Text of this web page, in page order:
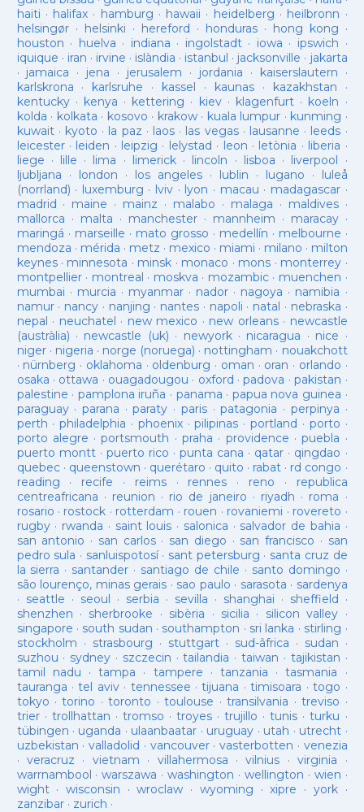
haiti · halifax · hamburg · hawaii · heidelberg · heilbronn ·
helsingør· helsinki · hereford · honduras· hong kong ·
houston · huelva · indiana · ingolstadt· iowa · ipswich ·
iquique · iran · irvine · islàndia · istanbul · jacksonville · jakarta
· jamaica · jena · jerusalem · jordania · kaiserslautern ·
karlskrona · karlsruhe · kassel · kaunas· kazakhstan ·
kentucky· kenya · kettering · kiev· klagenfurt · koeln ·
kolda · kolkata · kosovo · krakow· kuala lumpur · kunming ·
kuwait· kyoto · la paz · laos· las vegas· lausanne · leeds ·
leicester· leiden · leipzig · lelystad · leon · letònia · liberia ·
liege · lille · lima · limerick· lincoln · lisboa · liverpool ·
ljubljana · london · los angeles· lublin · lugano · luleå
(norrland) · luxemburg · lviv · lyon · macau · madagascar·
madrid · maine · mainz · malabo · malaga · maldives·
mallorca · malta · manchester· mannheim · maracay·
maringá · marseille · mato grosso · medellín · melbourne ·
mendoza · mérida · metz · mexico · miami · milano · milton
keynes· minnesota · minsk · monaco · mons · monterrey ·
montpellier· montreal · moskva · mozambic· muenchen ·
mumbai · murcia · myanmar· nador · nagoya · namibia ·
namur· nancy · nanjing · nantes · napoli · natal · nebraska ·
nepal · neuchatel · new mexico · new orleans· newcastle
(austràlia) · newcastle (uk) · newyork· nicaragua · nice ·
niger· nigeria · norge (noruega) · nottingham · nouakchott
· nürnberg · oklahoma · oldenburg · oman · oran · orlando ·
osaka · ottawa · ouagadougou · oxford ·padova ·pakistan ·
palestine · pamplona iruña · panama · papua nova guinea ·
paraguay· parana ·paraty · paris·patagonia · perpinya ·
perth ·philadelphia · phoenix·pilipinas ·portland · porto ·
porto alegre ·portsmouth ·praha · providence ·puebla ·
puerto montt· puerto rico ·punta cana · qatar · qingdao ·
quebec· queenstown · querétaro · quito · rabat · rd congo ·
reading · recife · reims· rennes · reno · republica
centreafricana · reunion · rio de janeiro · riyadh · roma ·
rosario · rostock · rotterdam · rouen · rovaniemi · rovereto ·
rugby· rwanda · saint louis · salonica · salvador de bahia ·
san antonio · san carlos· san diego · san francisco · san
pedro sula · sanluispotosí· sant petersburg · santa cruz de
la sierra · santander · santiago de chile · santo domingo ·
são lourenço, minas gerais · sao paulo · sarasota · sardenya
· seattle · seoul · serbia · sevilla · shanghai · sheffield ·
shenzhen · sherbrooke · sibèria · sicilia · silicon valley ·
singapore · south sudan · southampton · sri lanka · stirling ·
stockholm · strasbourg · stuttgart· sud-âfrica · sudan ·
suzhou · sydney · szczecin ·tailandia ·taiwan · tajikistan ·
tamil nadu ·tampa · tampere · tanzania ·tasmania ·
tauranga ·tel aviv· tennessee ·tijuana ·timisoara ·togo ·
tokyo ·torino ·toronto ·toulouse ·transilvania ·treviso ·
trier· trollhattan · tromso · troyes·trujillo ·tunis ·turku ·
tübingen · uganda · ulaanbaatar · uruguay · utah · utrecht ·
uzbekistan · valladolid · vancouver· vasterbotten · venezia
· veracruz · vietnam · villahermosa ·vilnius ·virginia ·
warrnambool ·warszawa ·washington · wellington · wien ·
wight· wisconsin ·wroclaw · wyoming ·xipre · york·
zanzibar· zurich ·